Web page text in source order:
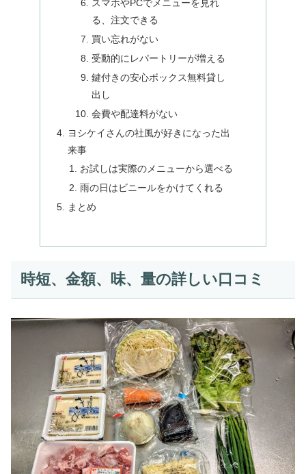
スマホやPCでメニューを見れ
る、注文できる
買い忘れがない
受動的にレパートリーが増える
鍵付きの安心ボックス無料貸し
出し
会費や配達料がない
ヨシケイさんの社風が好きになった出
来事
お試しは実際のメニューから選べる
雨の日はビニールをかけてくれる
まとめ
時短、金額、味、量の詳しい口コミ